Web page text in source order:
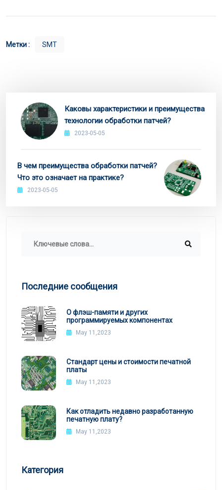
Метки : SMT
Каковы характеристики и преимущества
технологии обработки патчей?
2023-05-05
В чем преимущества обработки патчей?
Что это означает на практике?
2023-05-05
Последние сообщения
О флэш-памяти и других
программируемых компонентах
May 11,2023
Стандарт цены и стоимости печатной
платы
May 11,2023
Как отладить недавно разработанную
печатную плату?
May 11,2023
Категория